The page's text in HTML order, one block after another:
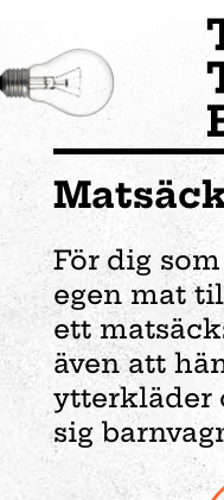
För dig
egen mat
ett
även att
ytterkläder
sig